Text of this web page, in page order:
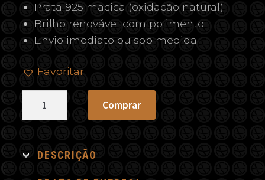
Prata 925 maciça (oxidação natural)
Brilho renovável com polimento
Envio imediato ou sob medida
Favoritar
Comprar
DESCRIÇÃO